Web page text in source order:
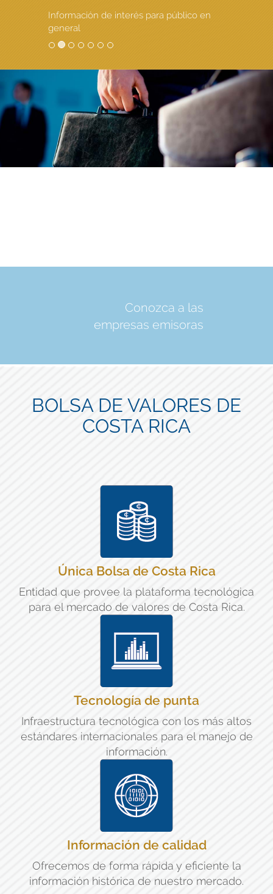
Información de interés para público en
general
Conozca a las
empresas emisoras
BOLSA DE VALORES DE
COSTA RICA
Única Bolsa de Costa Rica
Entidad que provee la plataforma tecnológica
para el mercado de valores de Costa Rica.
Tecnología de punta
Infraestructura tecnológica con los más altos
estándares internacionales para el manejo de
información.
Información de calidad
Ofrecemos de forma rápida y eficiente la
información histórica de nuestro mercado.